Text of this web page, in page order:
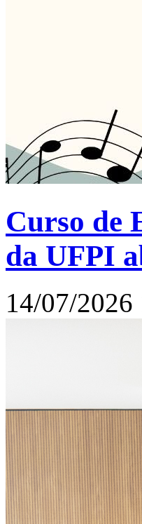
Curso de
da UFPI
14/07/2026